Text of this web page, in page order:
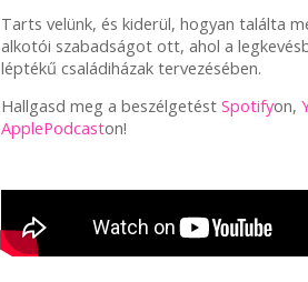
Tarts velünk, és kiderül, hogyan találta
alkotói szabadságot ott, ahol a
léptékű családiházak tervezésében.
Hallgasd meg a beszélgetést Spotifyon,
ApplePodcaston!